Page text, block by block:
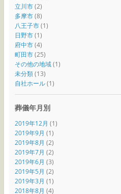
立川市(2)
多摩市(8)
八王子市(1)
日野市(1)
府中市(4)
町田市(25)
その他の地域(1)
未分類(13)
自社ホール(1)
葬儀年月別
2019年12月 (1)
2019年9月 (1)
2019年8月 (2)
2019年7月 (2)
2019年6月 (3)
2019年5月 (2)
2019年3月 (1)
2018年8月 (4)